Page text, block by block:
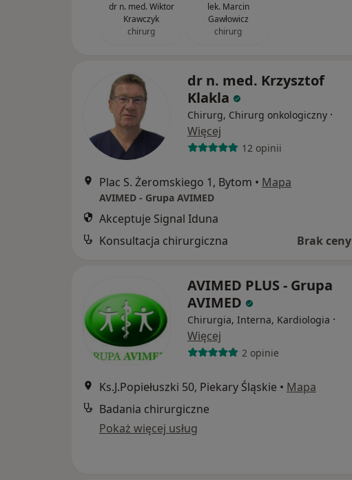
dr n. med. Wiktor
Krawczyk
chirurg
lek. Marcin
Gawłowicz
chirurg
dr n. med. Krzysztof
Klakla
Chirurg, Chirurg onkologiczny ·
Więcej
12 opinii
Plac S. Żeromskiego 1, Bytom • Mapa
AVIMED - Grupa AVIMED
Akceptuje Signal Iduna
Konsultacja chirurgiczna
Brak ceny
AVIMED PLUS - Grupa
AVIMED
Chirurgia, Interna, Kardiologia ·
Więcej
2 opinie
Ks.J.Popiełuszki 50, Piekary Śląskie • Mapa
Badania chirurgiczne
Pokaż więcej usług